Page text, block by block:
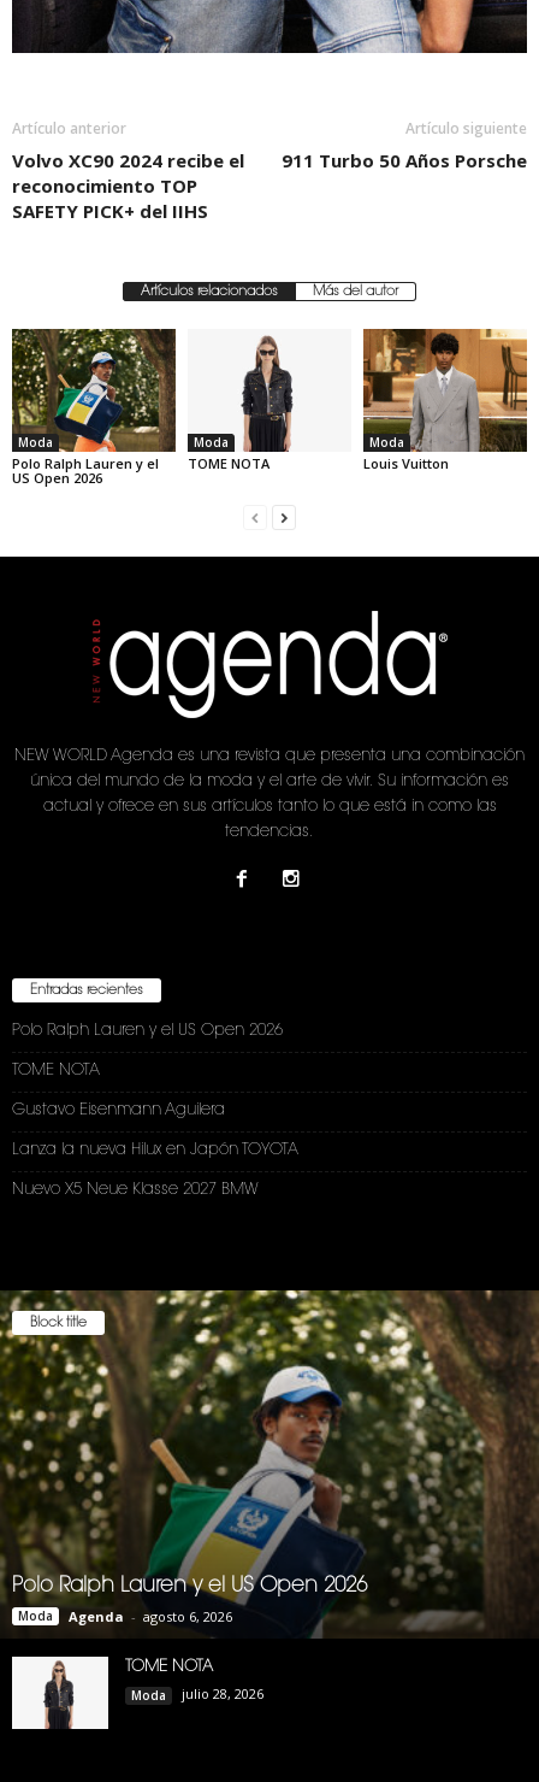
Artículo anterior
Volvo XC90 2024 recibe el
reconocimiento TOP
SAFETY PICK+ del IIHS
Artículo siguiente
911 Turbo 50 Años Porsche
Artículos relacionados Más del autor
Moda
Polo Ralph Lauren y el
US Open 2026
Moda
TOME NOTA
Moda
Louis Vuitton
NEW WORLD Agenda es una revista que presenta una combinación
única del mundo de la moda y el arte de vivir. Su información es
actual y ofrece en sus artículos tanto lo que está in como las
tendencias.
Entradas recientes
Polo Ralph Lauren y el US Open 2026
TOME NOTA
Gustavo Eisenmann Aguilera
Lanza la nueva Hilux en Japón TOYOTA
Nuevo X5 Neue Klasse 2027 BMW
Block title
Polo Ralph Lauren y el US Open 2026
Moda Agenda - agosto 6, 2026
TOME NOTA
Moda julio 28, 2026